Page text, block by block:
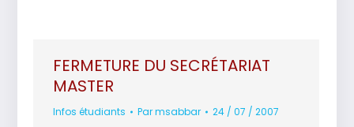
FERMETURE DU SECRÉTARIAT
MASTER
Infos étudiants Parmsabbar 24 / 07 / 2007